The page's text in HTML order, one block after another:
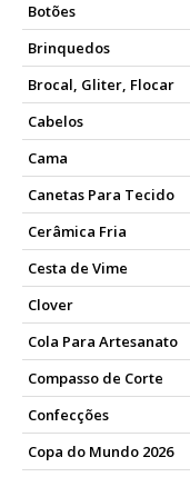
Botões
Brinquedos
Brocal, Gliter, Flocar
Cabelos
Cama
Canetas Para Tecido
Cerâmica Fria
Cesta de Vime
Clover
Cola Para Artesanato
Compasso de Corte
Confecções
Copa do Mundo 2026